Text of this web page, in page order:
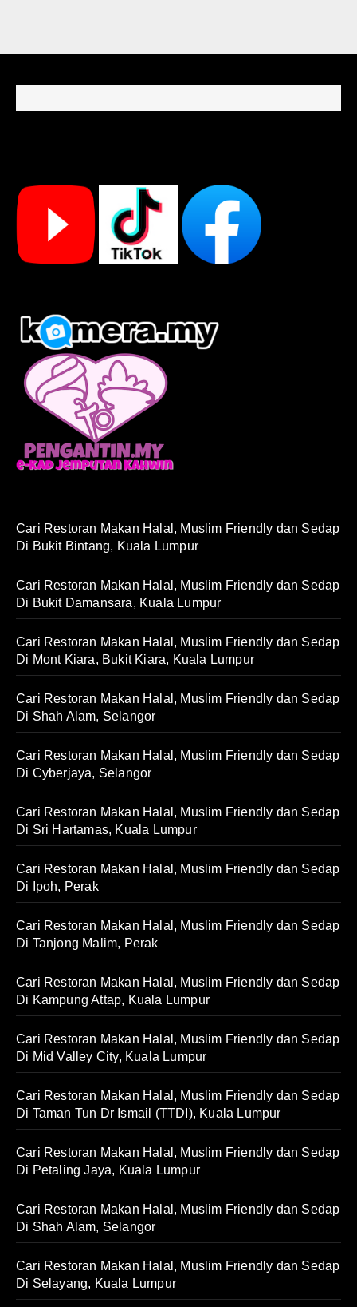
Cari Restoran Makan Halal, Muslim Friendly dan Sedap
Di Bukit Bintang, Kuala Lumpur
Cari Restoran Makan Halal, Muslim Friendly dan Sedap
Di Bukit Damansara, Kuala Lumpur
Cari Restoran Makan Halal, Muslim Friendly dan Sedap
Di Mont Kiara, Bukit Kiara, Kuala Lumpur
Cari Restoran Makan Halal, Muslim Friendly dan Sedap
Di Shah Alam, Selangor
Cari Restoran Makan Halal, Muslim Friendly dan Sedap
Di Cyberjaya, Selangor
Cari Restoran Makan Halal, Muslim Friendly dan Sedap
Di Sri Hartamas, Kuala Lumpur
Cari Restoran Makan Halal, Muslim Friendly dan Sedap
Di Ipoh, Perak
Cari Restoran Makan Halal, Muslim Friendly dan Sedap
Di Tanjong Malim, Perak
Cari Restoran Makan Halal, Muslim Friendly dan Sedap
Di Kampung Attap, Kuala Lumpur
Cari Restoran Makan Halal, Muslim Friendly dan Sedap
Di Mid Valley City, Kuala Lumpur
Cari Restoran Makan Halal, Muslim Friendly dan Sedap
Di Taman Tun Dr Ismail (TTDI), Kuala Lumpur
Cari Restoran Makan Halal, Muslim Friendly dan Sedap
Di Petaling Jaya, Kuala Lumpur
Cari Restoran Makan Halal, Muslim Friendly dan Sedap
Di Shah Alam, Selangor
Cari Restoran Makan Halal, Muslim Friendly dan Sedap
Di Selayang, Kuala Lumpur